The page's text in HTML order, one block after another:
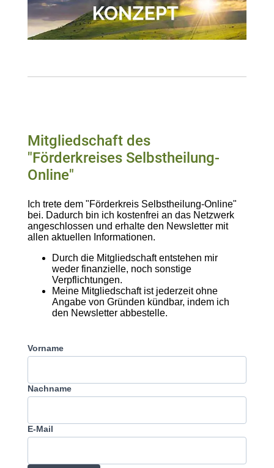
Mitgliedschaft des
"Förderkreises Selbstheilung-
Online"
Ich trete dem "Förderkreis Selbstheilung-Online"
bei. Dadurch bin ich kostenfrei an das Netzwerk
angeschlossen und erhalte den Newsletter mit
allen aktuellen Informationen.
Durch die Mitgliedschaft entstehen mir
weder finanzielle, noch sonstige
Verpflichtungen.
Meine Mitgliedschaft ist jederzeit ohne
Angabe von Gründen kündbar, indem ich
den Newsletter abbestelle.
Vorname
Nachname
E-Mail